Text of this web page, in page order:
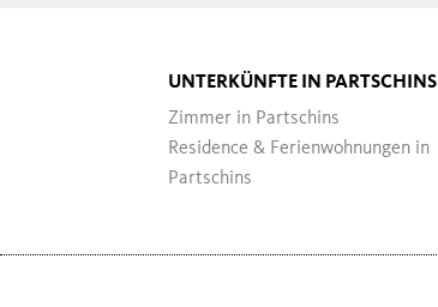
UNTERKÜNFTE IN PARTSCHINS
Zimmer in Partschins
Residence & Ferienwohnungen in
Partschins